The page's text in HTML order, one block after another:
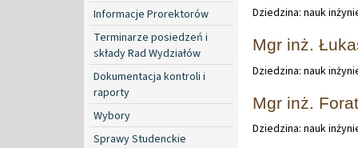
Informacje Prorektorów
Terminarze posiedzeń i
składy Rad Wydziałów
Dokumentacja kontroli i
raporty
Wybory
Sprawy Studenckie
Dziedzina: nauk
Mgr inż.
Dziedzina: nauk
Mgr inż.
Dziedzina: nauk